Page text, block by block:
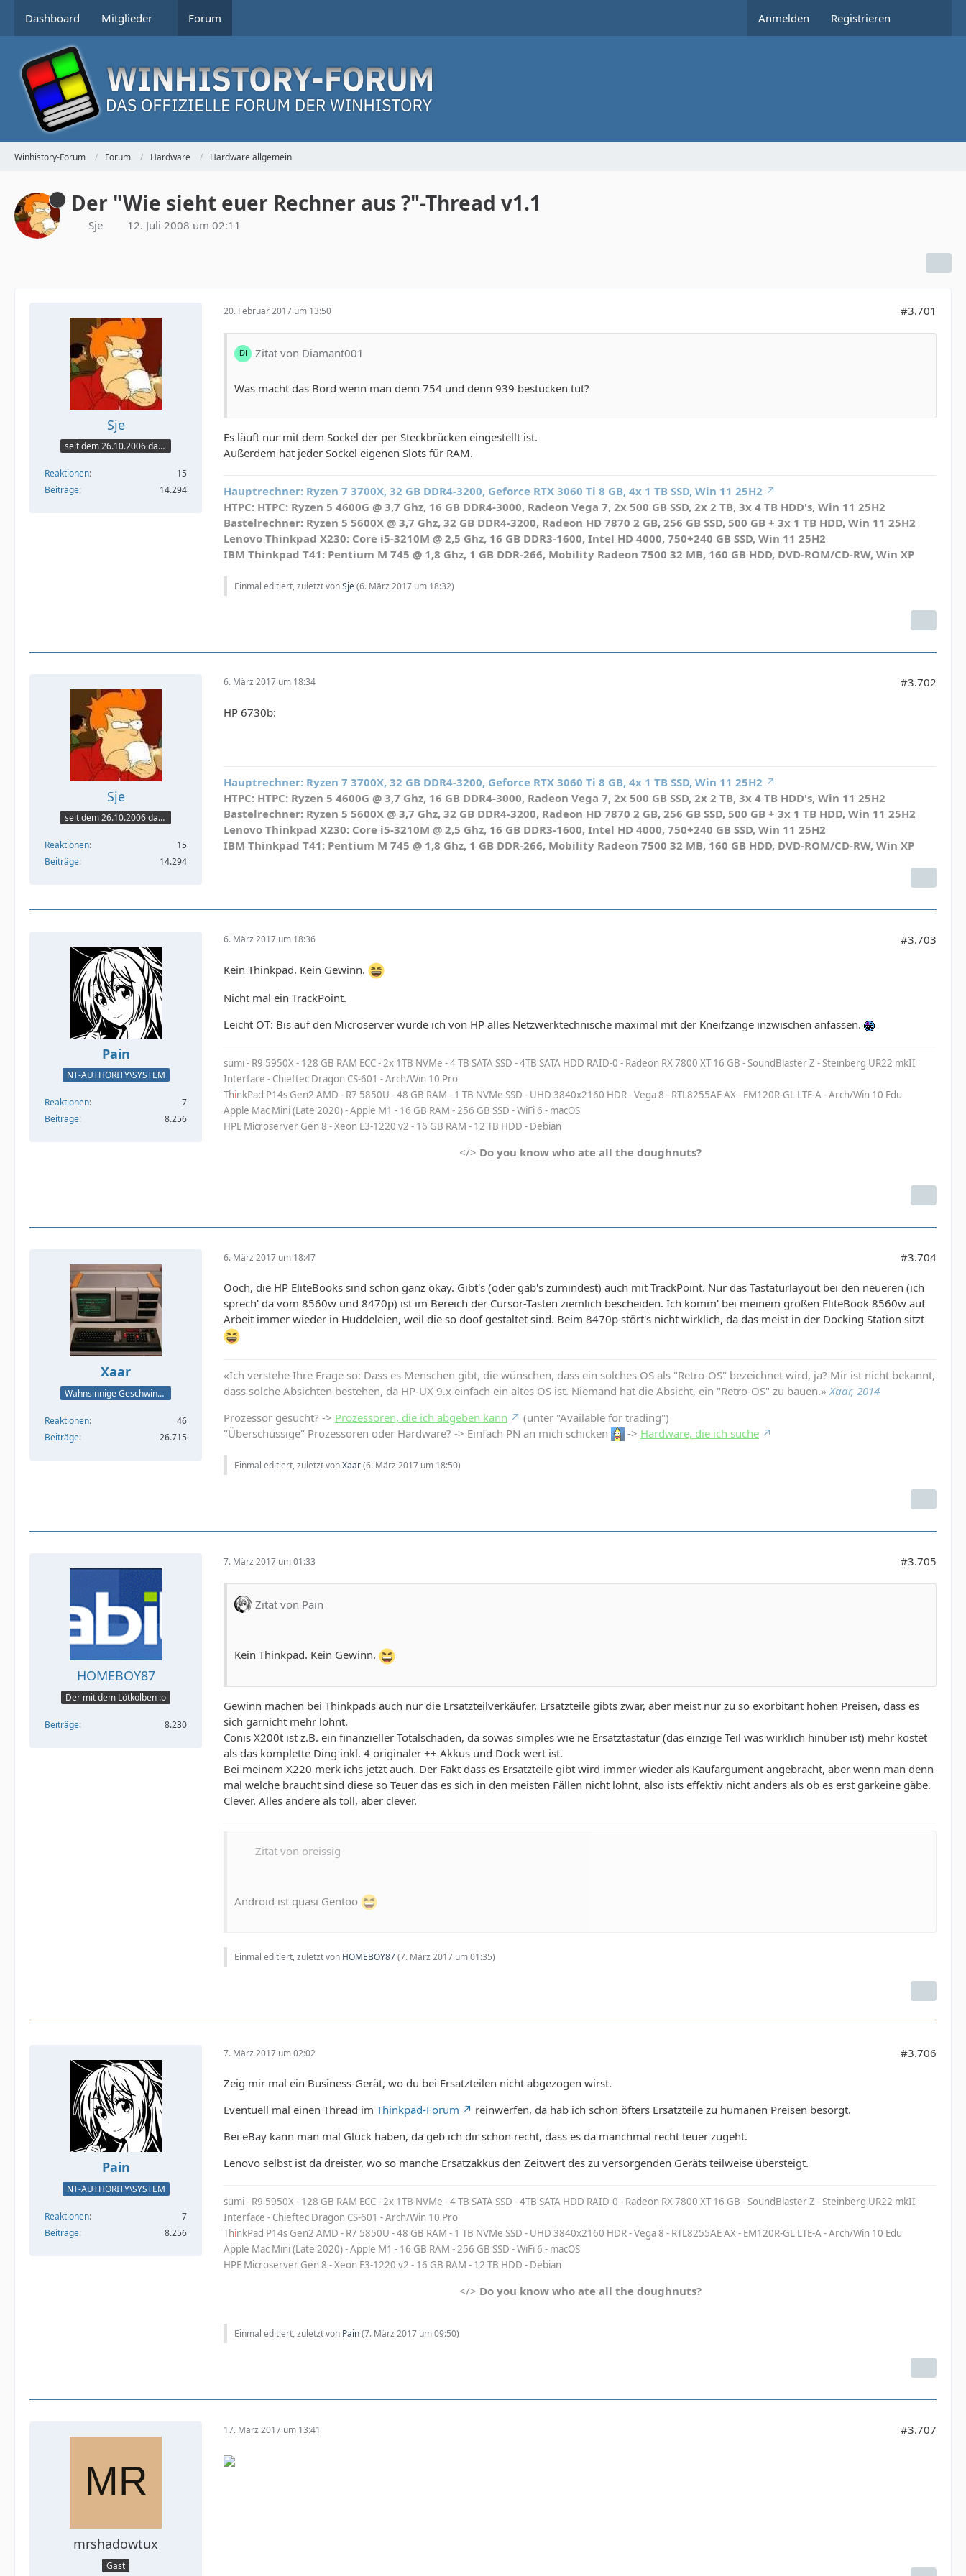
Dashboard Mitglieder Forum Anmelden Registrieren
Winhistory-Forum Forum Hardware Hardware allgemein
Der "Wie sieht euer Rechner aus ?"-Thread v1.1
Sje 12. Juli 2008 um 02:11
Sje
seit dem 26.10.2006 dabei
Reaktionen
15
Beiträge
14.294
20. Februar 2017 um 13:50 #3.701
Zitat von Diamant001
Was macht das Bord wenn man denn 754 und denn 939 bestücken tut?
Es läuft nur mit dem Sockel der per Steckbrücken eingestellt ist.
Außerdem hat jeder Sockel eigenen Slots für RAM.
Hauptrechner: Ryzen 7 3700X, 32 GB DDR4-3200, Geforce RTX 3060 Ti 8 GB, 4x 1 TB SSD, Win 11 25H2
HTPC: HTPC: Ryzen 5 4600G @ 3,7 Ghz, 16 GB DDR4-3000, Radeon Vega 7, 2x 500 GB SSD, 2x 2 TB, 3x 4 TB HDD's, Win 11 25H2
Bastelrechner: Ryzen 5 5600X @ 3,7 Ghz, 32 GB DDR4-3200, Radeon HD 7870 2 GB, 256 GB SSD, 500 GB + 3x 1 TB HDD, Win 11 25H2
Lenovo Thinkpad X230: Core i5-3210M @ 2,5 Ghz, 16 GB DDR3-1600, Intel HD 4000, 750+240 GB SSD, Win 11 25H2
IBM Thinkpad T41: Pentium M 745 @ 1,8 Ghz, 1 GB DDR-266, Mobility Radeon 7500 32 MB, 160 GB HDD, DVD-ROM/CD-RW, Win XP
Einmal editiert, zuletzt vonSje(6. März 2017 um 18:32)
Sje
seit dem 26.10.2006 dabei
Reaktionen
15
Beiträge
14.294
6. März 2017 um 18:34 #3.702
HP 6730b:
Hauptrechner: Ryzen 7 3700X, 32 GB DDR4-3200, Geforce RTX 3060 Ti 8 GB, 4x 1 TB SSD, Win 11 25H2
HTPC: HTPC: Ryzen 5 4600G @ 3,7 Ghz, 16 GB DDR4-3000, Radeon Vega 7, 2x 500 GB SSD, 2x 2 TB, 3x 4 TB HDD's, Win 11 25H2
Bastelrechner: Ryzen 5 5600X @ 3,7 Ghz, 32 GB DDR4-3200, Radeon HD 7870 2 GB, 256 GB SSD, 500 GB + 3x 1 TB HDD, Win 11 25H2
Lenovo Thinkpad X230: Core i5-3210M @ 2,5 Ghz, 16 GB DDR3-1600, Intel HD 4000, 750+240 GB SSD, Win 11 25H2
IBM Thinkpad T41: Pentium M 745 @ 1,8 Ghz, 1 GB DDR-266, Mobility Radeon 7500 32 MB, 160 GB HDD, DVD-ROM/CD-RW, Win XP
Pain
NT-AUTHORITY\SYSTEM
Reaktionen
7
Beiträge
8.256
6. März 2017 um 18:36 #3.703
Kein Thinkpad. Kein Gewinn.
Nicht mal ein TrackPoint.
Leicht OT: Bis auf den Microserver würde ich von HP alles Netzwerktechnische maximal mit der Kneifzange inzwischen anfassen.
sumi - R9 5950X - 128 GB RAM ECC - 2x 1TB NVMe - 4 TB SATA SSD - 4TB SATA HDD RAID-0 - Radeon RX 7800 XT 16 GB - SoundBlaster Z - Steinberg UR22 mkII
Interface - Chieftec Dragon CS-601 - Arch/Win 10 Pro
ThinkPad P14s Gen2 AMD - R7 5850U - 48 GB RAM - 1 TB NVMe SSD - UHD 3840x2160 HDR - Vega 8 - RTL8255AE AX - EM120R-GL LTE-A - Arch/Win 10 Edu
Apple Mac Mini (Late 2020) - Apple M1 - 16 GB RAM - 256 GB SSD - WiFi 6 - macOS
HPE Microserver Gen 8 - Xeon E3-1220 v2 - 16 GB RAM - 12 TB HDD - Debian
</> Do you know who ate all the doughnuts?
Xaar
Wahnsinnige Geschwindigkeit - und los!
Reaktionen
46
Beiträge
26.715
6. März 2017 um 18:47 #3.704
Ooch, die HP EliteBooks sind schon ganz okay. Gibt's (oder gab's zumindest) auch mit TrackPoint. Nur das Tastaturlayout bei den neueren (ich
sprech' da vom 8560w und 8470p) ist im Bereich der Cursor-Tasten ziemlich bescheiden. Ich komm' bei meinem großen EliteBook 8560w auf
Arbeit immer wieder in Huddeleien, weil die so doof gestaltet sind. Beim 8470p stört's nicht wirklich, da das meist in der Docking Station sitzt
«Ich verstehe Ihre Frage so: Dass es Menschen gibt, die wünschen, dass ein solches OS als "Retro-OS" bezeichnet wird, ja? Mir ist nicht bekannt,
dass solche Absichten bestehen, da HP-UX 9.x einfach ein altes OS ist. Niemand hat die Absicht, ein "Retro-OS" zu bauen.» Xaar, 2014
Prozessor gesucht? -> Prozessoren, die ich abgeben kann
(unter "Available for trading")
"Überschüssige" Prozessoren oder Hardware? -> Einfach PN an mich schicken
-> Hardware, die ich suche
Einmal editiert, zuletzt vonXaar(6. März 2017 um 18:50)
HOMEBOY87
Der mit dem Lötkolben :o
Beiträge 8.230
7. März 2017 um 01:33 #3.705
Zitat von Pain
Kein Thinkpad. Kein Gewinn.
Gewinn machen bei Thinkpads auch nur die Ersatzteilverkäufer. Ersatzteile gibts zwar, aber meist nur zu so exorbitant hohen Preisen, dass es
sich garnicht mehr lohnt.
Conis X200t ist z.B. ein finanzieller Totalschaden, da sowas simples wie ne Ersatztastatur (das einzige Teil was wirklich hinüber ist) mehr kostet
als das komplette Ding inkl. 4 originaler ++ Akkus und Dock wert ist.
Bei meinem X220 merk ichs jetzt auch. Der Fakt dass es Ersatzteile gibt wird immer wieder als Kaufargument angebracht, aber wenn man denn
mal welche braucht sind diese so Teuer das es sich in den meisten Fällen nicht lohnt, also ists effektiv nicht anders als ob es erst garkeine gäbe.
Clever. Alles andere als toll, aber clever.
Zitat von oreissig
Android ist quasi Gentoo
Einmal editiert, zuletzt von HOMEBOY87(7. März 2017 um 01:35)
Pain
NT-AUTHORITY\SYSTEM
Reaktionen
7
Beiträge
8.256
7. März 2017 um 02:02 #3.706
Zeig mir mal ein Business-Gerät, wo du bei Ersatzteilen nicht abgezogen wirst.
Eventuell mal einen Thread im Thinkpad-Forum
reinwerfen, da hab ich schon öfters Ersatzteile zu humanen Preisen besorgt.
Bei eBay kann man mal Glück haben, da geb ich dir schon recht, dass es da manchmal recht teuer zugeht.
Lenovo selbst ist da dreister, wo so manche Ersatzakkus den Zeitwert des zu versorgenden Geräts teilweise übersteigt.
sumi - R9 5950X - 128 GB RAM ECC - 2x 1TB NVMe - 4 TB SATA SSD - 4TB SATA HDD RAID-0 - Radeon RX 7800 XT 16 GB - SoundBlaster Z - Steinberg UR22 mkII
Interface - Chieftec Dragon CS-601 - Arch/Win 10 Pro
ThinkPad P14s Gen2 AMD - R7 5850U - 48 GB RAM - 1 TB NVMe SSD - UHD 3840x2160 HDR - Vega 8 - RTL8255AE AX - EM120R-GL LTE-A - Arch/Win 10 Edu
Apple Mac Mini (Late 2020) - Apple M1 - 16 GB RAM - 256 GB SSD - WiFi 6 - macOS
HPE Microserver Gen 8 - Xeon E3-1220 v2 - 16 GB RAM - 12 TB HDD - Debian
</> Do you know who ate all the doughnuts?
Einmal editiert, zuletzt von Pain(7. März 2017 um 09:50)
mrshadowtux
Gast
17. März 2017 um 13:41 #3.707